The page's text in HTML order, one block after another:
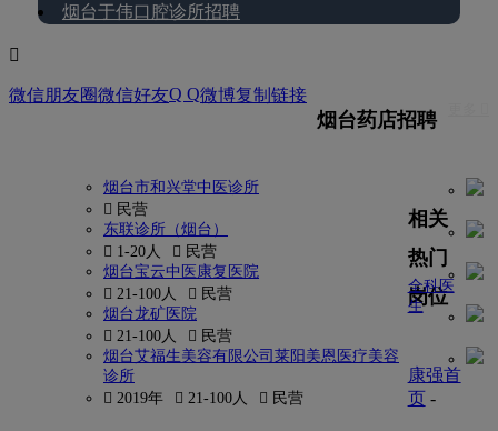
烟台于伟口腔诊所招聘

微信朋友圈微信好友Q Q微博复制链接
烟台药店招聘
烟台市和兴堂中医诊所
 民营
东联诊所（烟台）
 1-20人
 民营
烟台宝云中医康复医院
 21-100人
 民营
烟台龙矿医院
 21-100人
 民营
烟台艾福生美容有限公司莱阳美恩医疗美容
诊所
 2019年
 21-100人  民营
相关
热门
岗位
全科医
生
康强首
页-